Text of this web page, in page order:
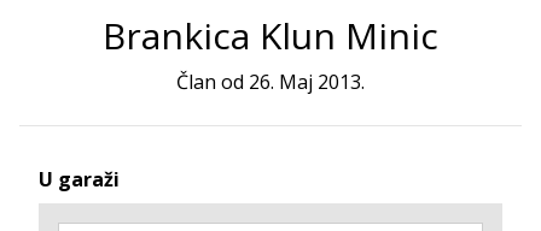
Brankica Klun Minic
Član od 26. Maj 2013.
U garaži